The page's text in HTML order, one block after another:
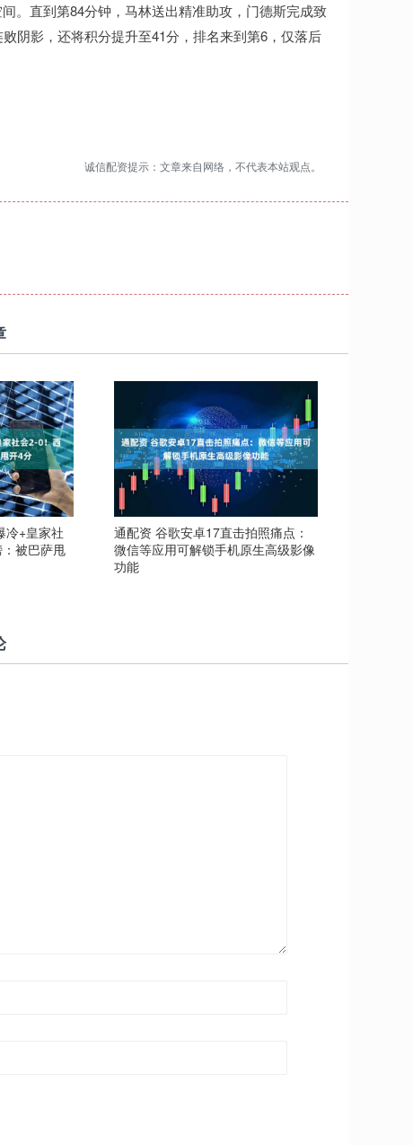
。直到第84分钟，马林送出精准助攻，门德斯完成致
阴影，还将积分提升至41分，排名来到第6，仅落后
诚信配资提示：文章来自网络，不代表本站观点。
冷+皇家社
被巴萨甩
通配资 谷歌安卓17直击拍照痛点：
微信等应用可解锁手机原生高级影像
功能